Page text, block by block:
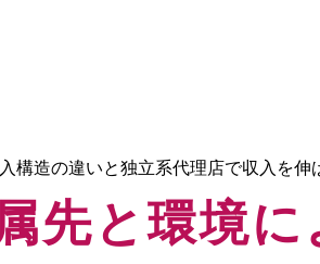
造の違いと独立系代理店で収入を伸
先と環境